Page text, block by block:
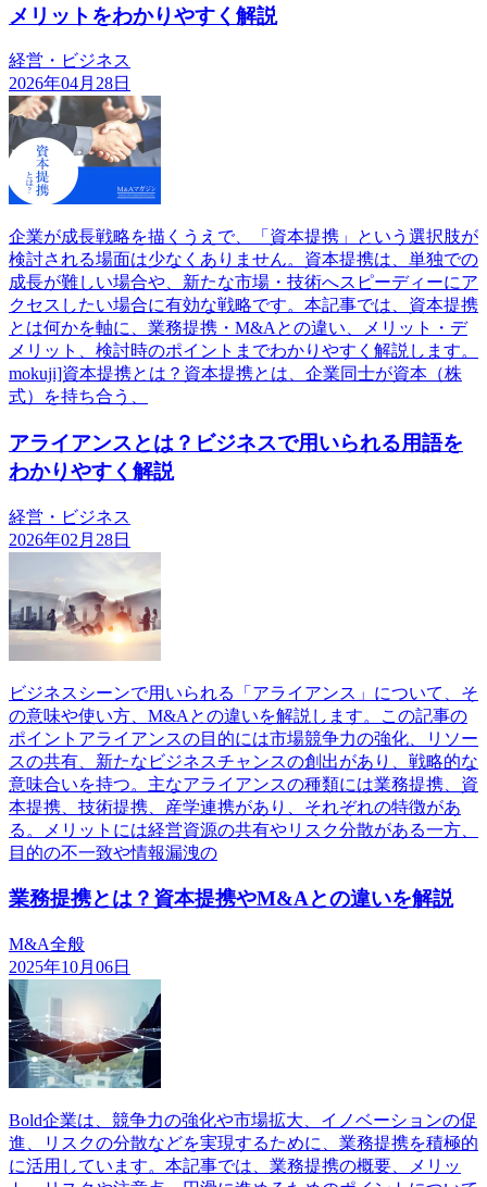
メリットをわかりやすく解説
経営・ビジネス
2026年04月28日
企業が成長戦略を描くうえで、「資本提携」という選択肢が
検討される場面は少なくありません。資本提携は、単独での
成長が難しい場合や、新たな市場・技術へスピーディーにア
クセスしたい場合に有効な戦略です。本記事では、資本提携
とは何かを軸に、業務提携・M&Aとの違い、メリット・デ
メリット、検討時のポイントまでわかりやすく解説します。
mokuji]資本提携とは？資本提携とは、企業同士が資本（株
式）を持ち合う、
アライアンスとは？ビジネスで用いられる用語を
わかりやすく解説
経営・ビジネス
2026年02月28日
ビジネスシーンで用いられる「アライアンス」について、そ
の意味や使い方、M&Aとの違いを解説します。この記事の
ポイントアライアンスの目的には市場競争力の強化、リソー
スの共有、新たなビジネスチャンスの創出があり、戦略的な
意味合いを持つ。主なアライアンスの種類には業務提携、資
本提携、技術提携、産学連携があり、それぞれの特徴があ
る。メリットには経営資源の共有やリスク分散がある一方、
目的の不一致や情報漏洩の
業務提携とは？資本提携やM&Aとの違いを解説
M&A全般
2025年10月06日
Bold企業は、競争力の強化や市場拡大、イノベーションの促
進、リスクの分散などを実現するために、業務提携を積極的
に活用しています。本記事では、業務提携の概要、メリッ